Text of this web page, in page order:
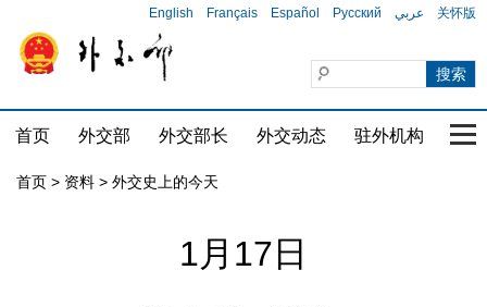
English Français Español Русский عربي 关怀版
首页 外交部 外交部长 外交动态 驻外机构 国
首页 > 资料 > 外交史上的今天
1月17日